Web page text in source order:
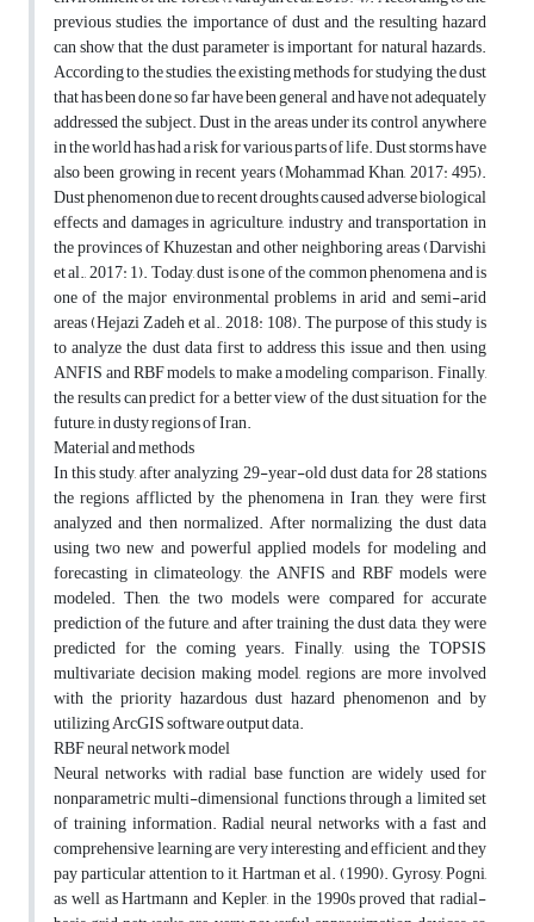
previous studies, the importance of dust and the resulting hazard
can show that the dust parameter is important for natural hazards.
According to the studies, the existing methods for studying the dust
that has been done so far have been general and have not adequately
addressed the subject. Dust in the areas under its control anywhere
in the world has had a risk for various parts of life. Dust storms have
also been growing in recent years (Mohammad Khan, 2017: 495).
Dust phenomenon due to recent droughts caused adverse biological
effects and damages in agriculture, industry and transportation in
the provinces of Khuzestan and other neighboring areas (Darvishi
et al., 2017: 1). Today, dust is one of the common phenomena and is
one of the major environmental problems in arid and semi-arid
areas (Hejazi Zadeh et al., 2018: 108). The purpose of this study is
to analyze the dust data first to address this issue and then, using
ANFIS and RBF models, to make a modeling comparison. Finally,
the results can predict for a better view of the dust situation for the
future, in dusty regions of Iran.
Material and methods
In this study, after analyzing 29-year-old dust data for 28 stations
the regions afflicted by the phenomena in Iran, they were first
analyzed and then normalized. After normalizing the dust data
using two new and powerful applied models for modeling and
forecasting in climateology, the ANFIS and RBF models were
modeled. Then, the two models were compared for accurate
prediction of the future, and after training the dust data, they were
predicted for the coming years. Finally, using the TOPSIS
multivariate decision making model, regions are more involved
with the priority hazardous dust hazard phenomenon and by
utilizing ArcGIS software output data.
RBF neural network model
Neural networks with radial base function are widely used for
nonparametric multi-dimensional functions through a limited set
of training information. Radial neural networks with a fast and
comprehensive learning are very interesting and efficient, and they
pay particular attention to it, Hartman et al. (1990). Gyrosy, Pogni,
as well as Hartmann and Kepler, in the 1990s proved that radial-